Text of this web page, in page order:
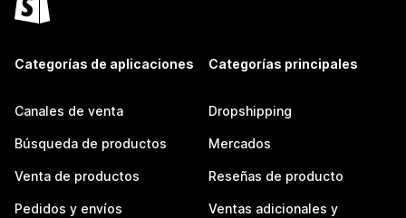
Categorías de aplicaciones
Canales de venta
Búsqueda de productos
Venta de productos
Pedidos y envíos
Categorías principales
Dropshipping
Mercados
Reseñas de producto
Ventas adicionales y